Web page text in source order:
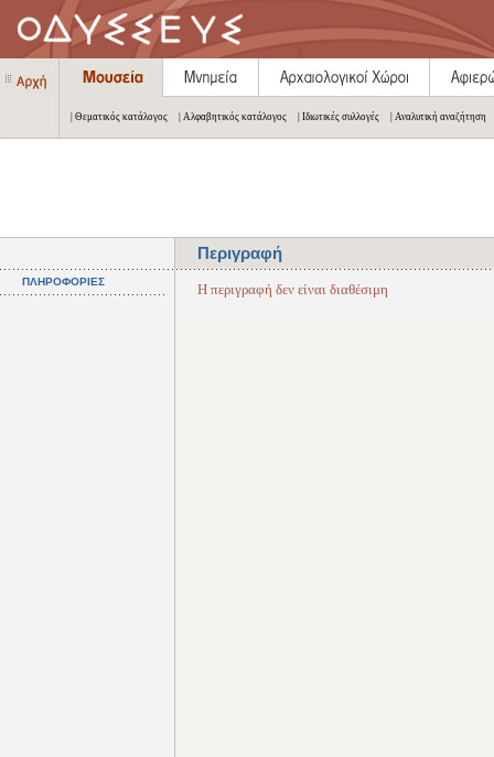
| Θεματικός κατάλογος | Αλφαβητικός κατάλογος | Ιδιωτικές συλλογές | Αναλυτική αναζήτηση
Περιγραφή
ΠΛΗΡΟΦΟΡΙΕΣ Η περιγραφή δεν είναι διαθέσιμη